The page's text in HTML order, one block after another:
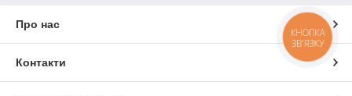
Про нас
Контакти
КНОПКА
ЗВ'ЯЗКУ